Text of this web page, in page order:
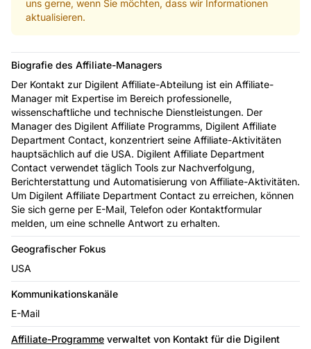
uns gerne, wenn Sie möchten, dass wir Informationen
aktualisieren.
Biografie des Affiliate-Managers
Der Kontakt zur Digilent Affiliate-Abteilung ist ein Affiliate-
Manager mit Expertise im Bereich professionelle,
wissenschaftliche und technische Dienstleistungen. Der
Manager des Digilent Affiliate Programms, Digilent Affiliate
Department Contact, konzentriert seine Affiliate-Aktivitäten
hauptsächlich auf die USA. Digilent Affiliate Department
Contact verwendet täglich Tools zur Nachverfolgung,
Berichterstattung und Automatisierung von Affiliate-Aktivitäten.
Um Digilent Affiliate Department Contact zu erreichen, können
Sie sich gerne per E-Mail, Telefon oder Kontaktformular
melden, um eine schnelle Antwort zu erhalten.
Geografischer Fokus
USA
Kommunikationskanäle
E-Mail
Affiliate-Programme verwaltet von Kontakt für die Digilent